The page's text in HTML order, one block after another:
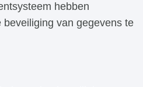
hebben
van gegevens te